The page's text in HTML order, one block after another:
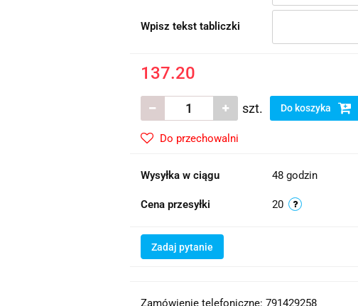
Wpisz tekst tabliczki
137.20
szt. Do koszyka
Do przechowalni
Wysyłka w ciągu 48 godzin
Cena przesyłki 20
Zadaj pytanie
Zamówienie telefoniczne: 791429258